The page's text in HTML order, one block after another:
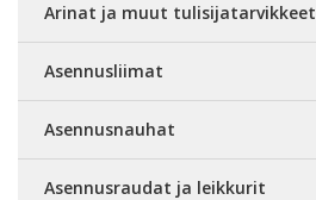
Arinat ja muut tulisijatarvikkeet
Asennusliimat
Asennusnauhat
Asennusraudat ja leikkurit